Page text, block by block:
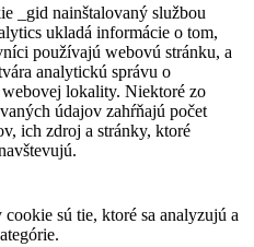
_gid nainštalovaný službou
ukladá informácie o tom,
používajú webovú stránku, a
analytickú správu o
lokality. Niektoré zo
údajov zahŕňajú počet
ich zdroj a stránky, ktoré
sú tie, ktoré sa analyzujú a